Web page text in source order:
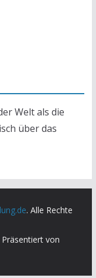
Welt als die
über das
. Alle Rechte
von